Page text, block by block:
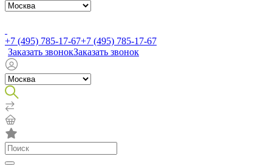
+7 (495) 785-17-67+7 (495) 785-17-67
Заказать звонокЗаказать звонок